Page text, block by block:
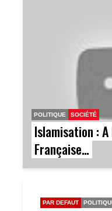
POLITIQUE SOCIÉTÉ
Islamisation : A
Française…
PAR DEFAUT